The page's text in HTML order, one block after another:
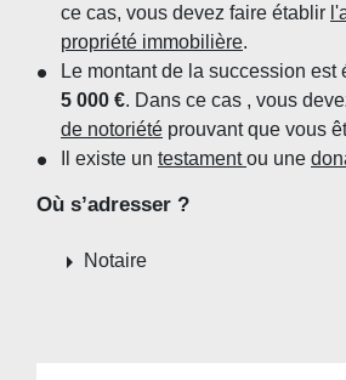
ce cas, vous devez faire établir
propriété immobilière.
Le montant de la succession est
5 000 €. Dans ce cas , vous
de notoriété prouvant que vous
Il existe un testamentou une
Où s’adresser ?
arrow_right Notaire